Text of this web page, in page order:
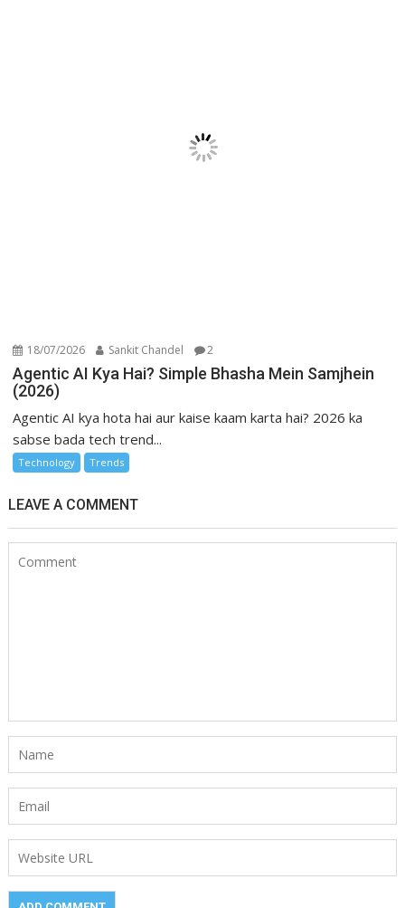
18/07/2026 Sankit Chandel 2
Agentic AI Kya Hai? Simple Bhasha Mein Samjhein
(2026)
Agentic AI kya hota hai aur kaise kaam karta hai? 2026 ka
sabse bada tech trend...
Technology Trends
LEAVE A COMMENT